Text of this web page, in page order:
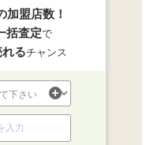
加盟店数！
括査定で
るチャンス